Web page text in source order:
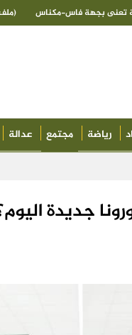
تعنى بجهة فاس-مكناس (ملف
رياضة مجتمع عدالة
جديدة